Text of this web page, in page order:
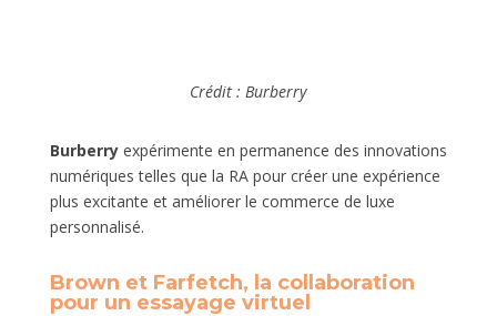
Crédit : Burberry
Burberryexpérimente en permanence des innovations
numériques telles que la RA pour créer une expérience
plus excitante et améliorer le commerce de luxe
personnalisé.
Brown et Farfetch, la collaboration
pour un essayage virtuel